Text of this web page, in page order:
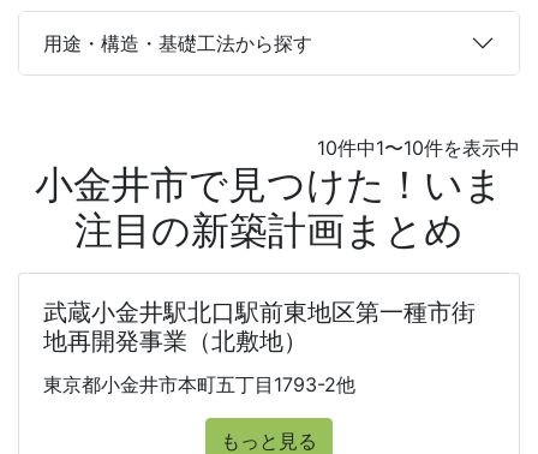
用途・構造・基礎工法から探す
10件中1〜10件を表示中
小金井市で見つけた！いま
注目の新築計画まとめ
武蔵小金井駅北口駅前東地区第一種市街
地再開発事業（北敷地）
東京都小金井市本町五丁目1793-2他
もっと見る